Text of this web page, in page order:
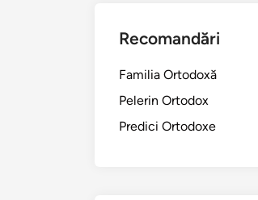
Recomandări
Familia Ortodoxă
Pelerin Ortodox
Predici Ortodoxe